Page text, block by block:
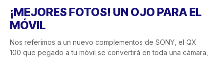
¡MEJORES FOTOS! UN OJO PARA EL
MÓVIL
Nos referimos a un nuevo complementos de SONY, el QX
100 que pegado a tu móvil se convertirá en toda una cámara,